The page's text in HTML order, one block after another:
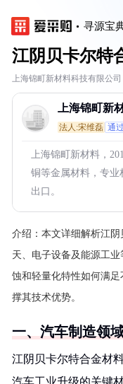
寻源宝
江阴贝卡尔特
上海锦町新材料科技有限公司
上海锦町新
法人:宋维磊 通
上海锦町新材料，
铜等金属材料，专
出口。
介绍： 本文详细解析江
天、电子设备及能源工
蚀和轻量化特性如何满
撑其技术优势。
一、汽车制造领
江阴贝卡尔特合金材
汽车工业升级的关键